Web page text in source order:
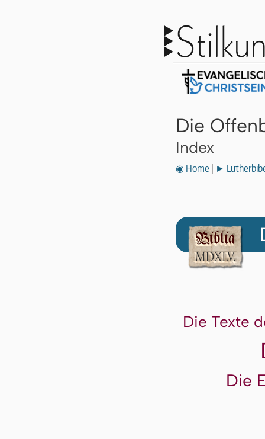
Die
Index
◉ Home ►
Die Texte
Die